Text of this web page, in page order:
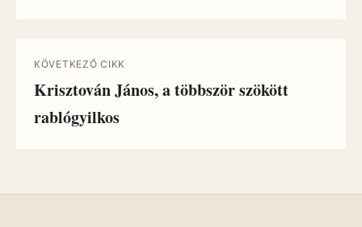
KÖVETKEZŐ CIKK
Krisztován János, a többször szökött
rablógyilkos